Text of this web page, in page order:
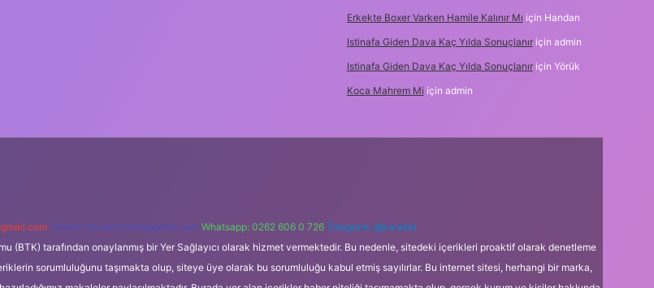
Erkekte Boxer Varken Hamile Kalınır Mı için Handan
Istinafa Giden Dava Kaç Yılda Sonuçlanıriçin admin
Istinafa Giden Dava Kaç Yılda Sonuçlanıriçin Yörük
Koca Mahrem Mi için admin
Teams: forumhizmeti@gmail.com Whatsapp: 0262 606 0 726 Telegram: @karabul
(BTK) tarafından onaylanmış bir Yer Sağlayıcı olarak hizmet vermektedir. Bu nedenle, sitedeki içerikleri proaktif olarak denetleme
sorumluluğunu taşımakta olup, siteye üye olarak bu sorumluluğu kabul etmiş sayılırlar. Bu internet sitesi, herhangi bir marka,